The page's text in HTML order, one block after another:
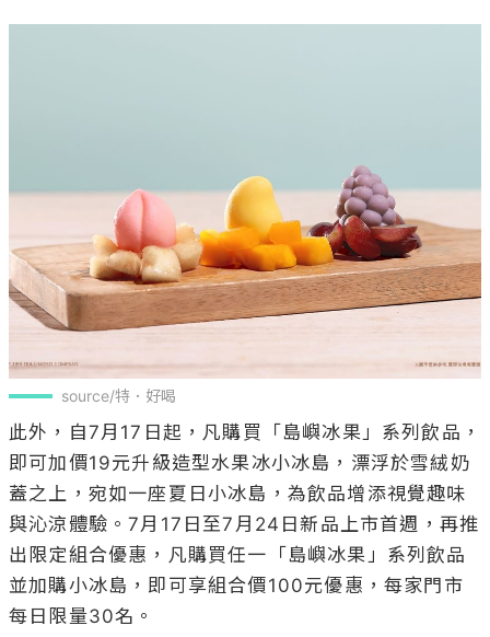
source/特．好喝
此外，自7月17日起，凡購買「島嶼冰果」系列飲品，
即可加價19元升級造型水果冰小冰島，漂浮於雪絨奶
蓋之上，宛如一座夏日小冰島，為飲品增添視覺趣味
與沁涼體驗。7月17日至7月24日新品上市首週，再推
出限定組合優惠，凡購買任一「島嶼冰果」系列飲品
並加購小冰島，即可享組合價100元優惠，每家門市
每日限量30名。